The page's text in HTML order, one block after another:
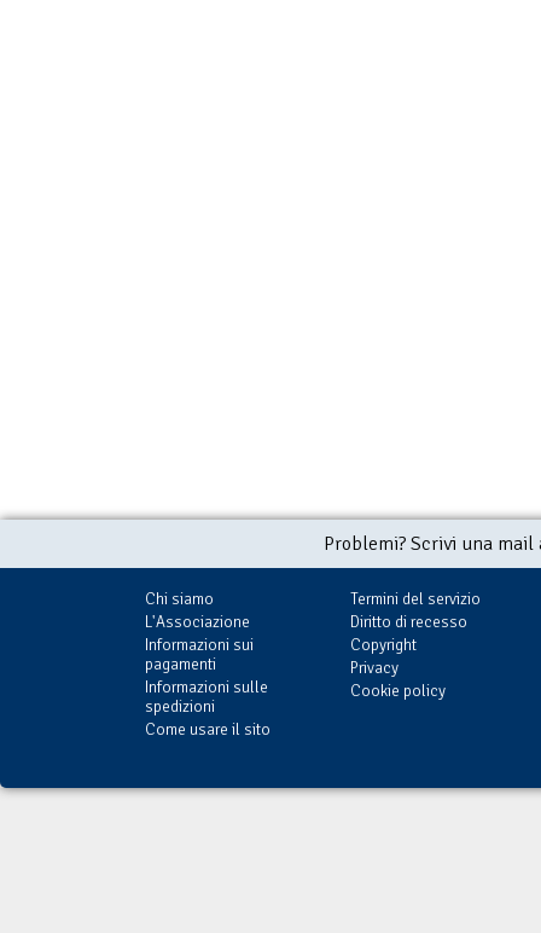
Problemi? Scrivi una
Chi siamo
L'Associazione
Informazioni sui
pagamenti
Informazioni sulle
spedizioni
Come usare il sito
Termini del servizio
Diritto di recesso
Copyright
Privacy
Cookie policy